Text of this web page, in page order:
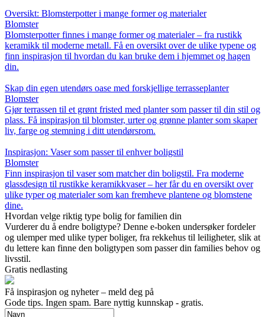
Oversikt: Blomsterpotter i mange former og materialer
Blomster
Blomsterpotter finnes i mange former og materialer – fra rustikk
keramikk til moderne metall. Få en oversikt over de ulike typene og
finn inspirasjon til hvordan du kan bruke dem i hjemmet og hagen
din.
Skap din egen utendørs oase med forskjellige terrasseplanter
Blomster
Gjør terrassen til et grønt fristed med planter som passer til din stil og
plass. Få inspirasjon til blomster, urter og grønne planter som skaper
liv, farge og stemning i ditt utendørsrom.
Inspirasjon: Vaser som passer til enhver boligstil
Blomster
Finn inspirasjon til vaser som matcher din boligstil. Fra moderne
glassdesign til rustikke keramikkvaser – her får du en oversikt over
ulike typer og materialer som kan fremheve plantene og blomstene
dine.
Hvordan velge riktig type bolig for familien din
Vurderer du å endre boligtype? Denne e-boken undersøker fordeler
og ulemper med ulike typer boliger, fra rekkehus til leiligheter, slik at
du lettere kan finne den boligtypen som passer din families behov og
livsstil.
Gratis nedlasting
Få inspirasjon og nyheter – meld deg på
Gode ​​tips. Ingen spam. Bare nyttig kunnskap - gratis.